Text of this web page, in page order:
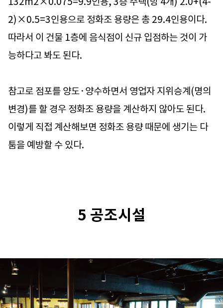
2)×0.5=3인용으로 정화조 용량은 총 29.4인용이다.
따라서 이 건물 1층에 음식점이 신규 입점하는 것이 가
능하다고 봐도 된다.
참고로 점포를 양도·양수하면서 영업자 지위승계(명의
변경)를 할 경우 정화조 용량을 계산하지 않아도 된다.
이렇게 직접 계산해보면 정화조 용량 때문에 생기는 다
툼을 예방할 수 있다.
5 공조시설